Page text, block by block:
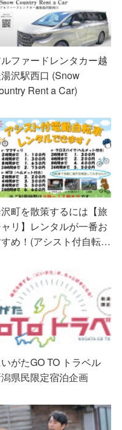
ファードレンタカー越
沢駅西口 (Snow
Rent a Car)
町を散策するには【旅
リ】レンタルが一番お
め！(アシスト付自転…
がたGO TO トラベル
県民限定宿泊企画